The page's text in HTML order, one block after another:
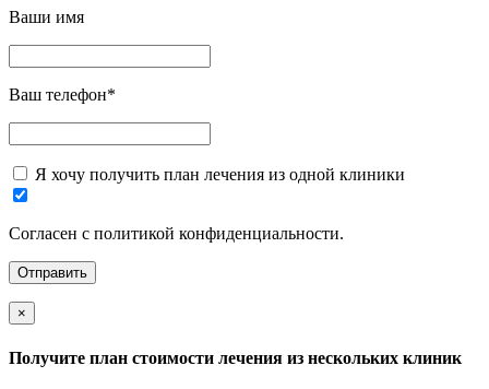
Ваши имя
Ваш телефон*
Я хочу получить план лечения из одной клиники
Согласен с политикой конфиденциальности.
×
Получите план стоимости лечения из нескольких клиник